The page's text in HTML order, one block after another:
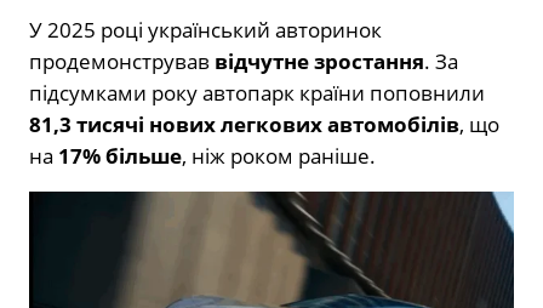
У 2025 році український авторинок
продемонстрував відчутне зростання. За
підсумками року автопарк країни поповнили
81,3 тисячі нових легкових автомобілів, що
на 17% більше, ніж роком раніше.